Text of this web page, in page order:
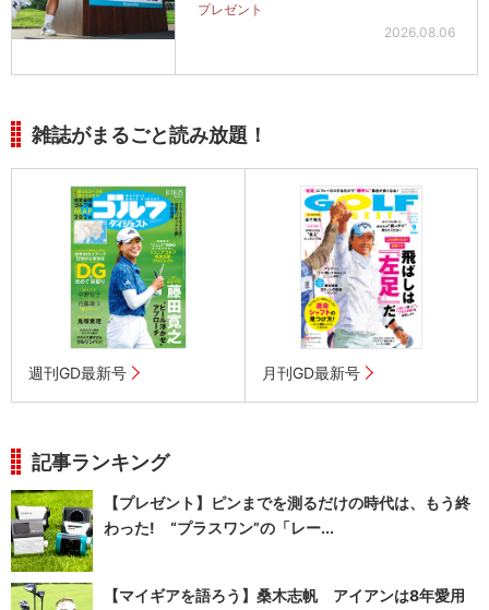
プレゼント
2026.08.06
雑誌がまるごと読み放題！
週刊GD最新号 月刊GD最新号
記事ランキング
【プレゼント】ピンまでを測るだけの時代は、もう終
わった! “プラスワン”の「レー...
【マイギアを語ろう】桑木志帆 アイアンは8年愛用